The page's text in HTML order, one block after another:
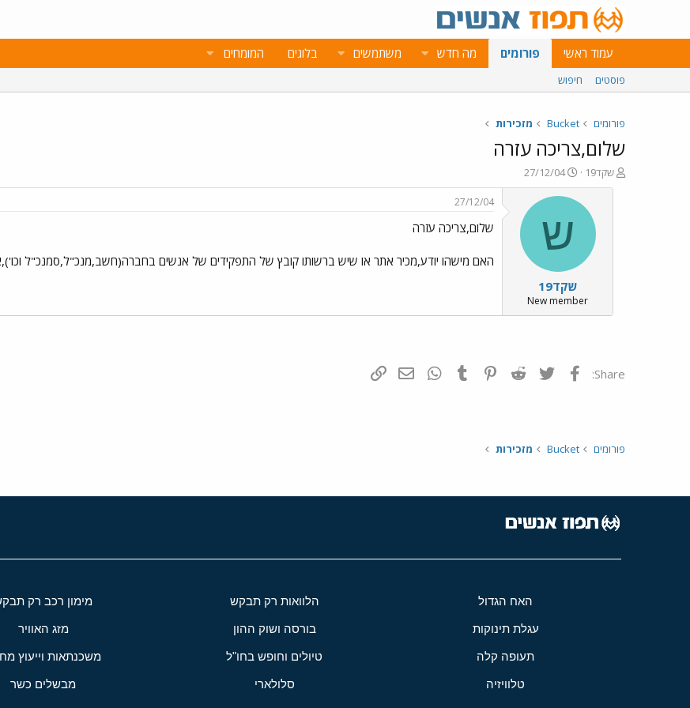
עמוד ראשי פורומים מה חדש משתמשים בלוגים המומחים
פוסטים חיפוש
פורומים Bucket מזכירות
שלום,צריכה עזרה
פ
ו
שקד19
פ
ו
ר
ם
ב
א
ר
י
ך
27/12/04
ש
שקד19
New member
27/12/04
שלום,צריכה עזרה
האם מישהו יודע,מכיר אתר או שיש ברשותו קובץ של התפקידים של אנשים בחברה(חשב,מנכ"ל,סמנכ"ל
Share: פייסבוק Twitter
Reddit
Pinterest
Tumblr
WhatsAppדואר אלקטרוני
פורומים Bucket מזכירות
האח הגדול הלוואות רק תבקש מימון רכב רק
עגלת תינוקות בורסה ושוק ההון מזג האוויר
תעופה קלה טיולים וחופש בחו"ל משכנתאות וייעוץ
טלוויזיה סלולארי מבשלים כשר